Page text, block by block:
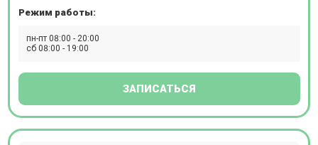
Режим работы:
пн-пт 08:00 - 20:00
сб 08:00 - 19:00
ЗАПИСАТЬСЯ